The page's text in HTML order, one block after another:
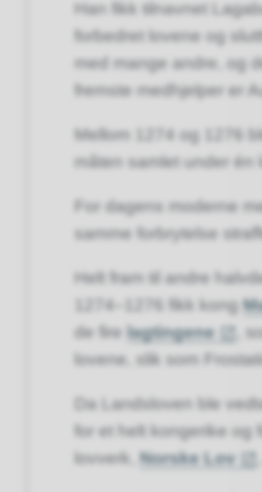
Han fikk tilnavnet
forbedret lovene og
med mange andre, og
fremste medhjelper er
Mellom 1274 og 1276
måten samlet under én
For dagens moderne
samme forbrytelse
Helt fram til andre
1274–1276 fikk kong
de fire lagtingene
,
lovene, slik som
Da Landsloven ble
for et helt kongerike
lovverk, Norske Lov